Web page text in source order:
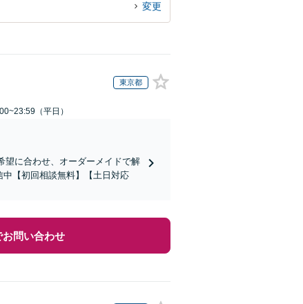
変更
東京都
（平日）
望に合わせ、オーダーメイドで解
【初回相談無料】【土日対応
お問い合わせ